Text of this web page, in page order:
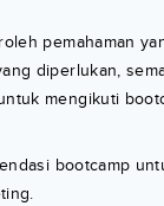
pemahaman
diperlukan,
mengikuti
bootcamp